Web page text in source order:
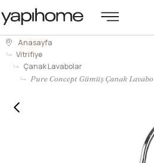
Anasayfa
Vitrifiye
Çanak Lavabolar
Pure Concept Gümüş Çanak Lavabo